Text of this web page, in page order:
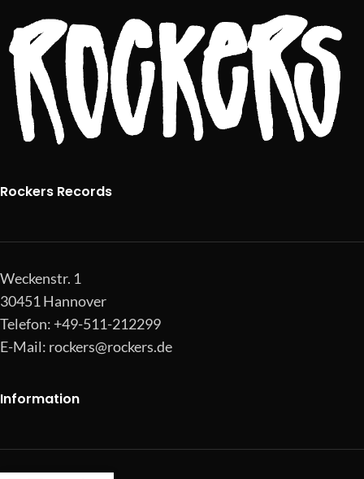
Rockers Records
Weckenstr. 1
30451 Hannover
Telefon: +49-511-212299
E-Mail: rockers@rockers.de
Information